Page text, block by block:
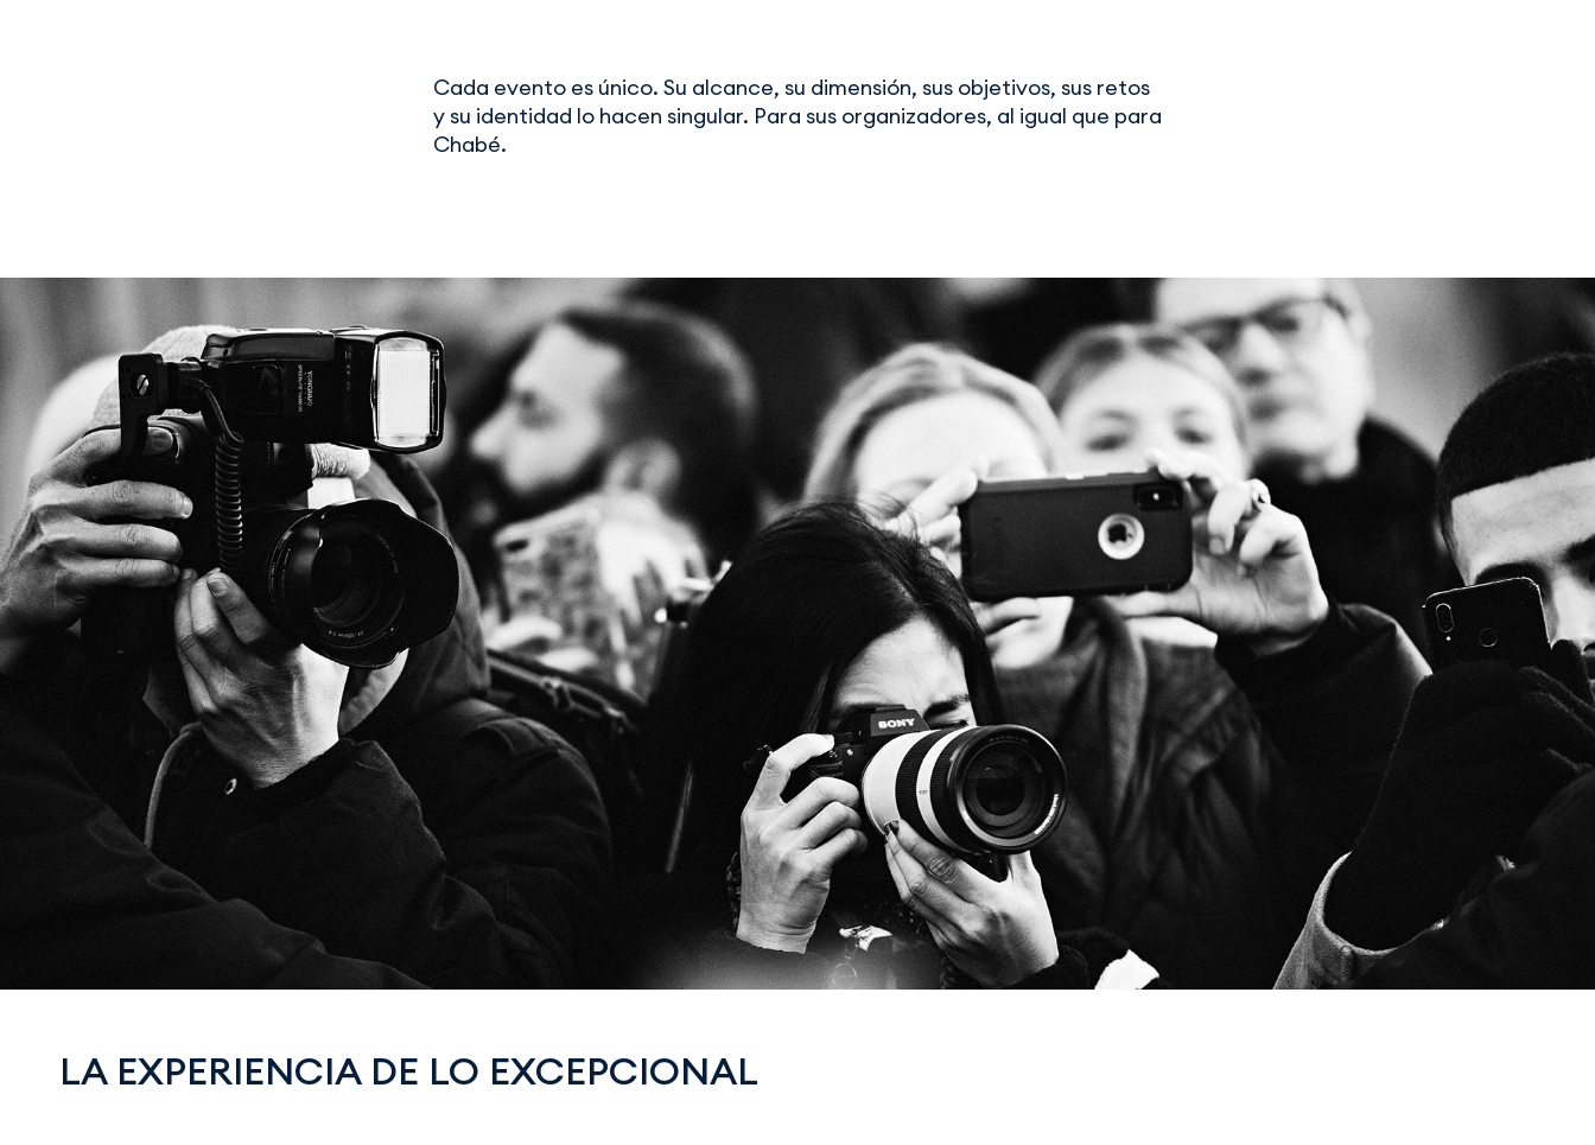
Cada evento es único. Su alcance, su dimensión, sus objetivos, sus retos
y su identidad lo hacen singular. Para sus organizadores, al igual que para
Chabé.
LA EXPERIENCIA DE LO EXCEPCIONAL